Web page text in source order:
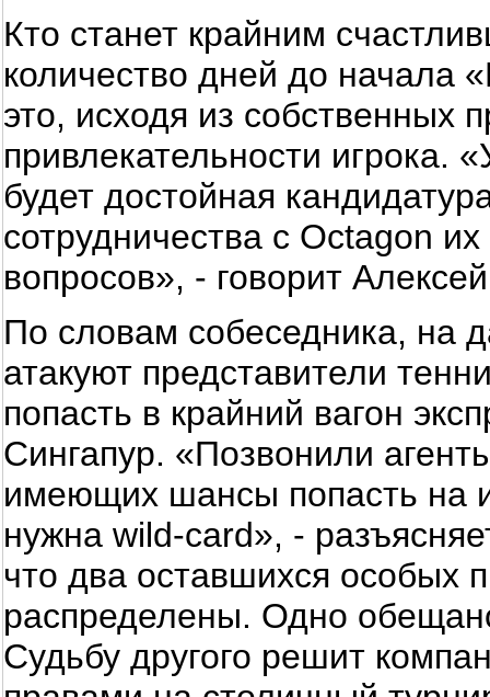
Кто станет крайним
количество дней до начала
это, исходя из собственных
привлекательности игрока.
будет достойная
сотрудничества с Octagon
вопросов», - говорит
По словам собеседника, на
атакуют представители
попасть в крайний вагон
Сингапур. «Позвонили
имеющих шансы попасть на
нужна wild-card», -
что два оставшихся особых
распределены. Одно
Судьбу другого решит